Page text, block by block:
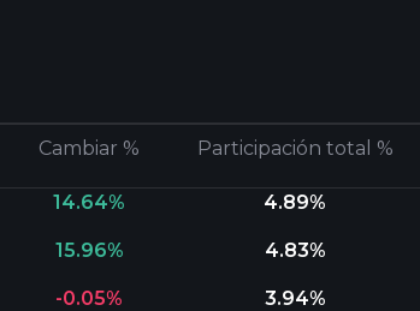
Cambiar % Participación total %
14.64% 4.89%
15.96% 4.83%
-0.05% 3.94%